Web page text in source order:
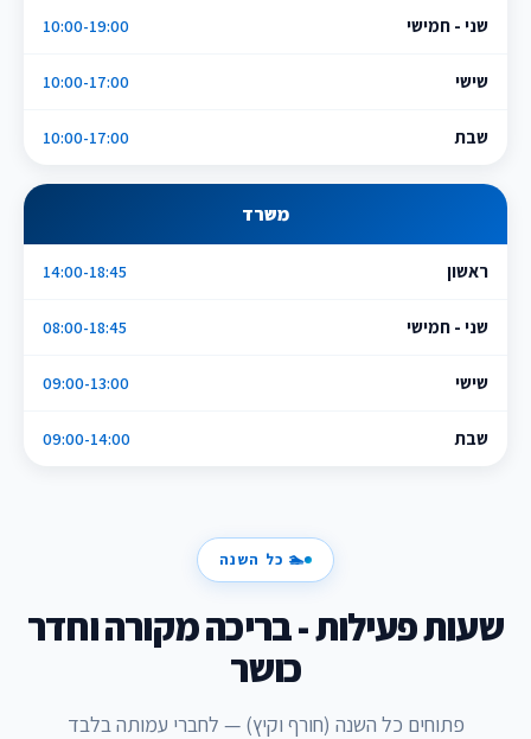
שני - חמישי 10:00-19:00
שישי 10:00-17:00
שבת 10:00-17:00
משרד
ראשון 14:00-18:45
שני - חמישי 08:00-18:45
שישי 09:00-13:00
שבת 09:00-14:00
🏊 כל השנה
שעות פעילות - בריכה מקורה וחדר
כושר
פתוחים כל השנה (חורף וקיץ) — לחברי עמותה בלבד